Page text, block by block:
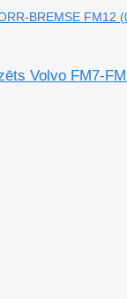
BREMSE FM12
Volvo FM7-